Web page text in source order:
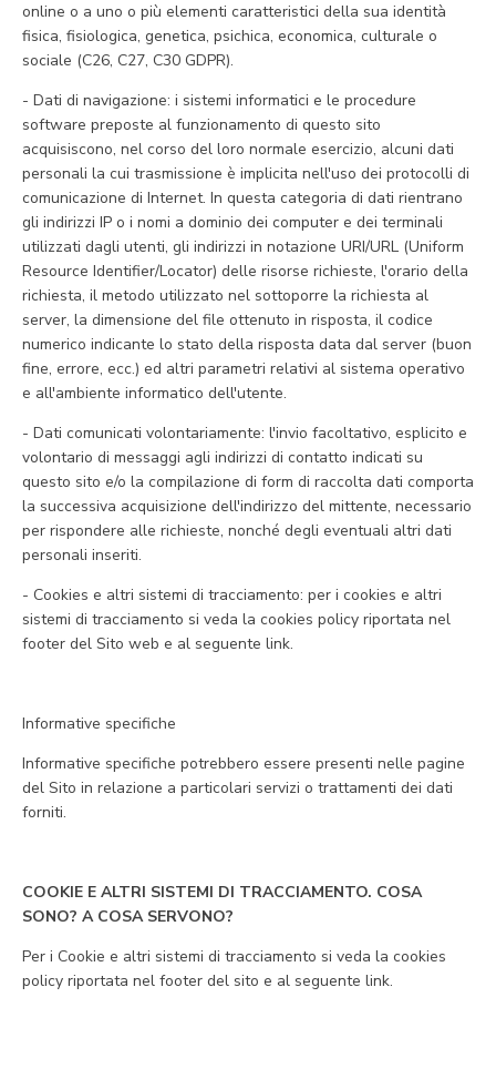
online o a uno o più elementi caratteristici della sua identità
fisica, fisiologica, genetica, psichica, economica, culturale o
sociale (C26, C27, C30 GDPR).
- Dati di navigazione: i sistemi informatici e le procedure
software preposte al funzionamento di questo sito
acquisiscono, nel corso del loro normale esercizio, alcuni dati
personali la cui trasmissione è implicita nell'uso dei protocolli di
comunicazione di Internet. In questa categoria di dati rientrano
gli indirizzi IP o i nomi a dominio dei computer e dei terminali
utilizzati dagli utenti, gli indirizzi in notazione URI/URL (Uniform
Resource Identifier/Locator) delle risorse richieste, l'orario della
richiesta, il metodo utilizzato nel sottoporre la richiesta al
server, la dimensione del file ottenuto in risposta, il codice
numerico indicante lo stato della risposta data dal server (buon
fine, errore, ecc.) ed altri parametri relativi al sistema operativo
e all'ambiente informatico dell'utente.
- Dati comunicati volontariamente: l'invio facoltativo, esplicito e
volontario di messaggi agli indirizzi di contatto indicati su
questo sito e/o la compilazione di form di raccolta dati comporta
la successiva acquisizione dell'indirizzo del mittente, necessario
per rispondere alle richieste, nonché degli eventuali altri dati
personali inseriti.
- Cookies e altri sistemi di tracciamento: per i cookies e altri
sistemi di tracciamento si veda la cookies policy riportata nel
footer del Sito web e al seguente link.
Informative specifiche
Informative specifiche potrebbero essere presenti nelle pagine
del Sito in relazione a particolari servizi o trattamenti dei dati
forniti.
COOKIE E ALTRI SISTEMI DI TRACCIAMENTO. COSA
SONO? A COSA SERVONO?
Per i Cookie e altri sistemi di tracciamento si veda la cookies
policy riportata nel footer del sito e al seguente link.